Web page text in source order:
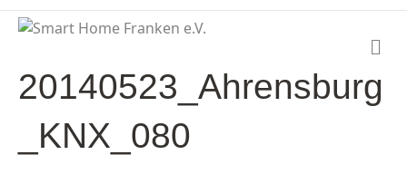
v
20140523_Ahrensburg
_KNX_080